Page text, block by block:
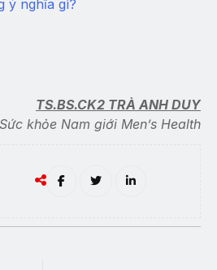
ý nghĩa gì?
TS.BS.CK2 TRÀ ANH DUY
khỏe Nam giới Men’s Health